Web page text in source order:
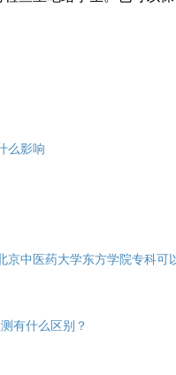
么影响
京中医药大学东方学院专科可
有什么区别？